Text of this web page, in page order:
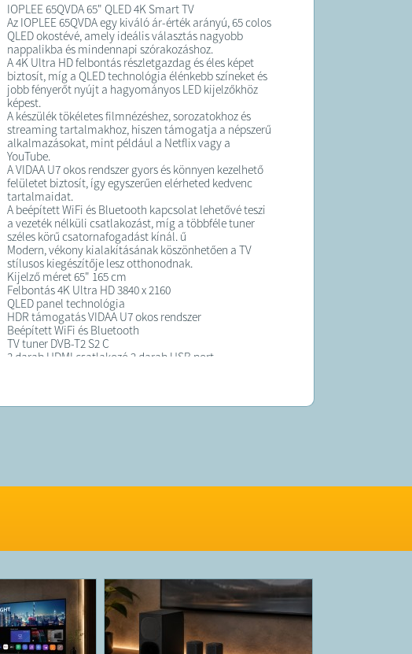
IOPLEE 65QVDA 65" QLED 4K Smart TV
Az IOPLEE 65QVDA egy kiváló ár-érték arányú, 65 colos
QLED okostévé, amely ideális választás nagyobb
nappalikba és mindennapi szórakozáshoz.
A 4K Ultra HD felbontás részletgazdag és éles képet
biztosít, míg a QLED technológia élénkebb színeket és
jobb fényerőt nyújt a hagyományos LED kijelzőkhöz
képest.
A készülék tökéletes filmnézéshez, sorozatokhoz és
streaming tartalmakhoz, hiszen támogatja a népszerű
alkalmazásokat, mint például a Netflix vagy a
YouTube.
A VIDAA U7 okos rendszer gyors és könnyen kezelhető
felületet biztosít, így egyszerűen elérheted kedvenc
tartalmaidat.
A beépített WiFi és Bluetooth kapcsolat lehetővé teszi
a vezeték nélküli csatlakozást, míg a többféle tuner
széles körű csatornafogadást kínál. ű
Modern, vékony kialakításának köszönhetően a TV
stílusos kiegészítője lesz otthonodnak.
Kijelző méret 65" 165 cm
Felbontás 4K Ultra HD 3840 x 2160
QLED panel technológia
HDR támogatás VIDAA U7 okos rendszer
Beépített WiFi és Bluetooth
TV tuner DVB-T2 S2 C
3 darab HDMI csatlakozó 2 darab USB port
Modern vékony kialakítás
A megrendelt termék átlagosan 6 munkanapon belül
lehetnek de minden esetben a gyár által több ponton
Előfordulhat, hogy nem az eredeti dobozban kerülnek
kiküldésre, de ettől függetlenül minden készülékre 1 év
teljeskörű garancia és támogatás jár.